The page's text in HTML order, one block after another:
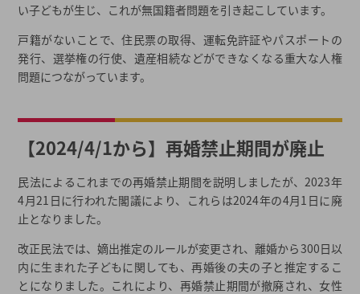
い子どもが生じ、これが無国籍者問題を引き起こしています。
戸籍がないことで、住民票の取得、運転免許証やパスポートの
発行、選挙権の行使、遺産相続などができなくなる重大な人権
問題につながっています。
【2024/4/1から】再婚禁止期間が廃止
民法によるこれまでの再婚禁止期間を説明しましたが、2023年
4月21日に行われた閣議により、これらは2024年の4月1日に廃
止となりました。
改正民法では、嫡出推定のルールが変更され、離婚から300日以
内に生まれた子どもに関しても、再婚後の夫の子と推定するこ
とになりました。これにより、再婚禁止期間が撤廃され、女性